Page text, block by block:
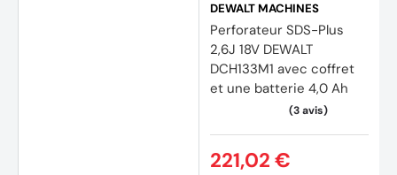
DEWALT MACHINES
Perforateur SDS-Plus
2,6J 18V DEWALT
DCH133M1 avec coffret
et une batterie 4,0 Ah
221,02 €